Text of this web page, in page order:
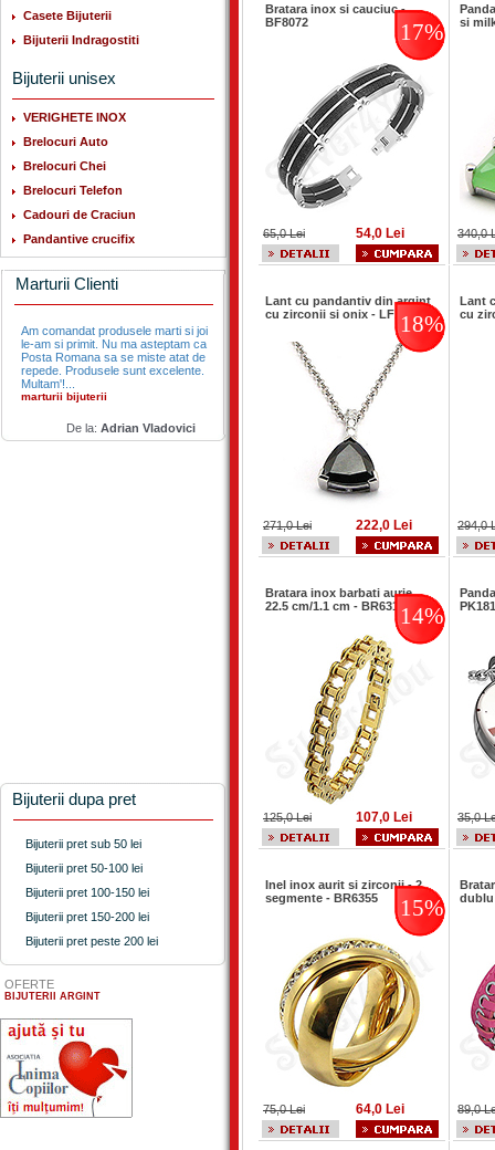
Casete Bijuterii
Bijuterii Indragostiti
Bijuterii unisex
VERIGHETE INOX
Brelocuri Auto
Brelocuri Chei
Brelocuri Telefon
Cadouri de Craciun
Pandantive crucifix
Marturii Clienti
Am comandat produsele marti si joi
le-am si primit. Nu ma asteptam ca
Posta Romana sa se miste atat de
repede. Produsele sunt excelente.
Multam'!...
marturii bijuterii
De la: Adrian Vladovici
Bijuterii dupa pret
Bijuterii pret sub 50 lei
Bijuterii pret 50-100 lei
Bijuterii pret 100-150 lei
Bijuterii pret 150-200 lei
Bijuterii pret peste 200 lei
OFERTE
BIJUTERII ARGINT
Bratara inox si cauciuc -
BF8072
17%
65,0 Lei 54,0 Lei
si
340,0
Lant cu pandantiv din argint
cu zirconii si onix - LF100718%
271,0 Lei 222,0 Lei
Lant
cu
294,0
Bratara inox barbati aurie
22.5 cm/1.1 cm - BR6317A14%
125,0 Lei 107,0 Lei 35,0
Inel inox aurit si zirconii - 2
segmente - BR6355
15%
75,0 Lei 64,0 Lei
dublu
89,0